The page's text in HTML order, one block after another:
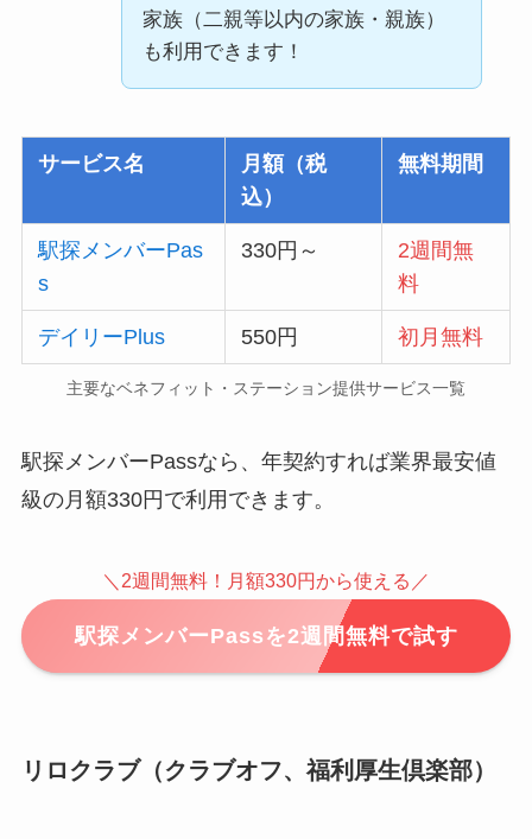
家族（二親等以内の家族・親族）
も利用できます！
サービス名
月額（税
込）
無料期間
駅探メンバーPas
s
330円～
2週間無
料
デイリーPlus 550円 初月無料
主要なベネフィット・ステーション提供サービス一覧
駅探メンバーPassなら、年契約すれば業界最安値
級の月額330円で利用できます。
＼2週間無料！月額330円から使える／
駅探メンバーPassを2週間無料で試す
リロクラブ（クラブオフ、福利厚生倶楽部）